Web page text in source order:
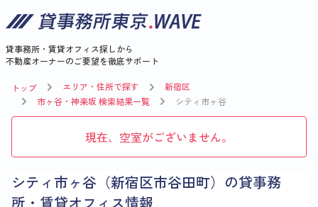
貸事務所・賃貸オフィス探しから
不動産オーナーのご要望を徹底サポート
トップ エリア・住所で探す
新宿区
市ヶ谷・神楽坂 検索結果一覧
シティ市ヶ谷
現在、空室がございません。
シティ市ヶ谷（新宿区市谷田町）の貸事務
所・賃貸オフィス情報